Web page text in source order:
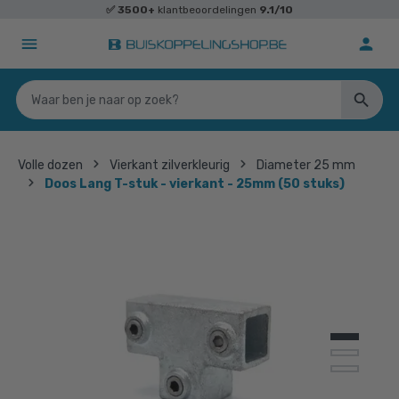
✅ 3500+ klantbeoordelingen 9.1/10
Volle dozen Vierkant zilverkleurig
Diameter 25 mm
Doos Lang T-stuk - vierkant - 25mm (50 stuks)